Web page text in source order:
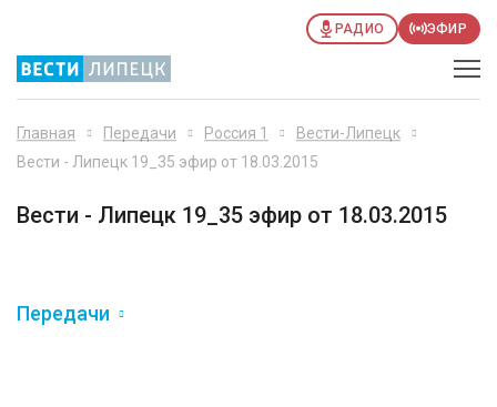
РАДИО ЭФИР
Главная Передачи Россия 1
Вести-Липецк
Вести - Липецк 19_35 эфир от 18.03.2015
Вести - Липецк 19_35 эфир от 18.03.2015
Передачи